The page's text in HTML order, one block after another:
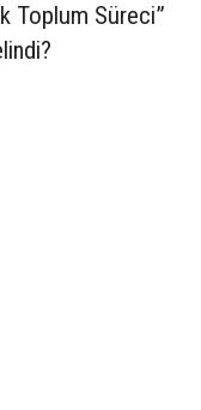
Toplum Süreci”